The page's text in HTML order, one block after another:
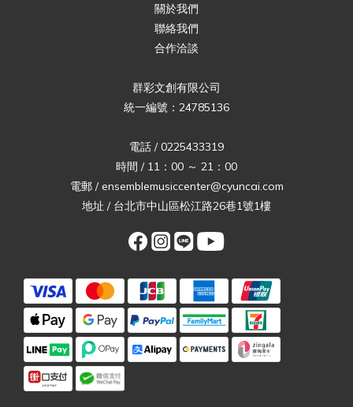
關於我們
聯絡我們
合作洽談
群彩文創有限公司
統一編號：24785136
電話 / 0225433319
時間 / 11：00 ～ 21：00
電郵 / ensemblemusiccenter@cyuncai.com
地址 / 台北市中山區松江路26巷1號1樓